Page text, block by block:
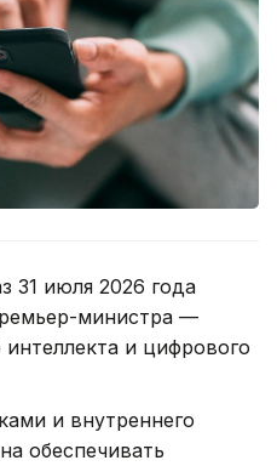
31 июля 2026 года
министра —
и цифрового
и внутреннего
обеспечивать